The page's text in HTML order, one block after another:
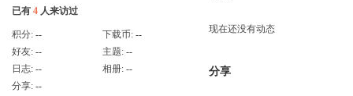
已有 4 人来访过
积分: -- 下载币: --
好友: -- 主题: --
日志: -- 相册: --
分享: --
现在还没有动态
分享